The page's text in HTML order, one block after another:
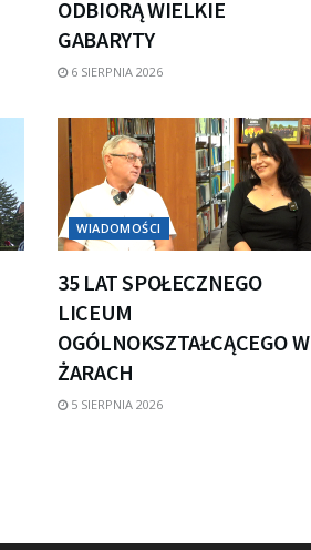
ODBIORĄ WIELKIE
GABARYTY
6 SIERPNIA 2026
WIADOMOŚCI
35 LAT SPOŁECZNEGO
LICEUM
OGÓLNOKSZTAŁCĄCEGO W
ŻARACH
5 SIERPNIA 2026